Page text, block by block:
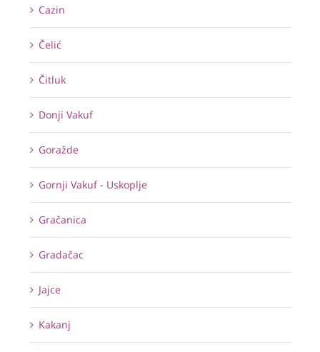
Cazin
Čelić
Čitluk
Donji Vakuf
Goražde
Gornji Vakuf - Uskoplje
Gračanica
Gradačac
Jajce
Kakanj